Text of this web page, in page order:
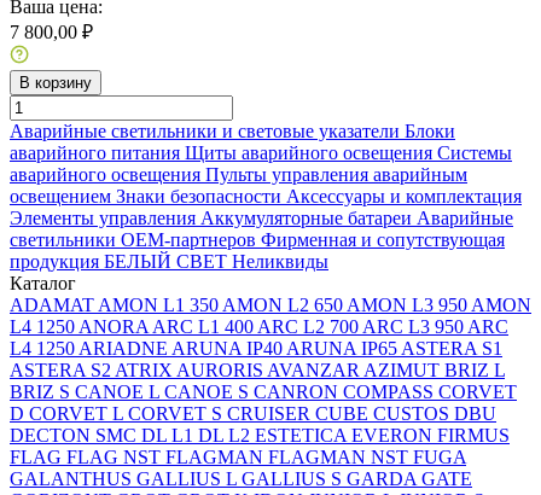
Ваша цена:
7 800,00 ₽
В корзину
Аварийные светильники и световые указатели Блоки
аварийного питания Щиты аварийного освещения Системы
аварийного освещения Пульты управления аварийным
освещением Знаки безопасности Аксессуары и комплектация
Элементы управления Аккумуляторные батареи Аварийные
светильники ОЕМ-партнеров Фирменная и сопутствующая
продукция БЕЛЫЙ СВЕТ Неликвиды
Каталог
ADAMAT AMON L1 350 AMON L2 650 AMON L3 950 AMON
L4 1250 ANORA ARC L1 400 ARC L2 700 ARC L3 950 ARC
L4 1250 ARIADNE ARUNA IP40 ARUNA IP65 ASTERA S1
ASTERA S2 ATRIX AURORIS AVANZAR AZIMUT BRIZ L
BRIZ S CANOE L CANOE S CANRON COMPASS CORVET
D CORVET L CORVET S CRUISER CUBE CUSTOS DBU
DECTON SMC DL L1 DL L2 ESTETICA EVERON FIRMUS
FLAG FLAG NST FLAGMAN FLAGMAN NST FUGA
GALANTHUS GALLIUS L GALLIUS S GARDA GATE